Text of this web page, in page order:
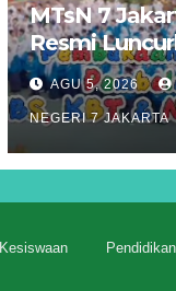
MTsN 7
Resmi
Unggulan
Kelas
AGU 5, 2026
NEGERI 7 JAKARTA
Kesiswaan Pendidikan